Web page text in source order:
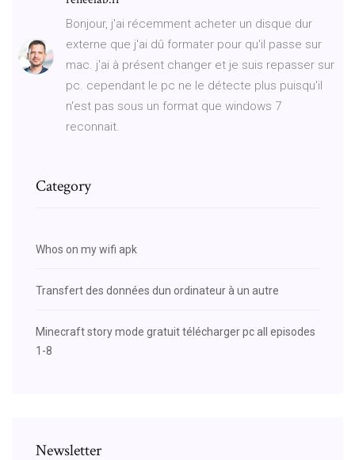
Bonjour, j'ai récemment acheter un disque dur
externe que j'ai dû formater pour qu'il passe sur
mac. j'ai à présent changer et je suis repasser sur
pc. cependant le pc ne le détecte plus puisqu'il
n'est pas sous un format que windows 7
reconnait.
Category
Whos on my wifi apk
Transfert des données dun ordinateur à un autre
Minecraft story mode gratuit télécharger pc all episodes
1-8
Newsletter